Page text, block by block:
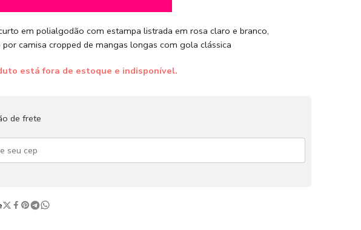
em polialgodão com estampa listrada em rosa claro e branco,
camisa cropped de mangas longas com gola clássica
está fora de estoque e indisponível.
de frete